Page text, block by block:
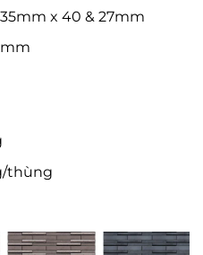
x 40 & 27mm
thùng